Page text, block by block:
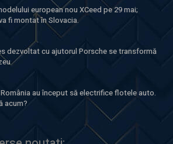
european nou XCeed pe 29 mai;
fi montat în Slovacia.
dezvoltat cu ajutorul Porsche se transformă
au început să electrifice flotele auto.
acum?